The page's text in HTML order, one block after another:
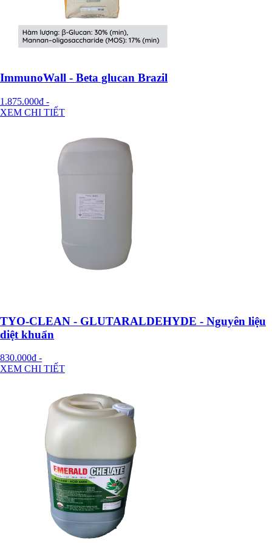
ImmunoWall - Beta glucan Brazil
1.875.000đ -
XEM CHI TIẾT
TYO-CLEAN - GLUTARALDEHYDE - Nguyên liệu
diệt khuẩn
830.000đ -
XEM CHI TIẾT